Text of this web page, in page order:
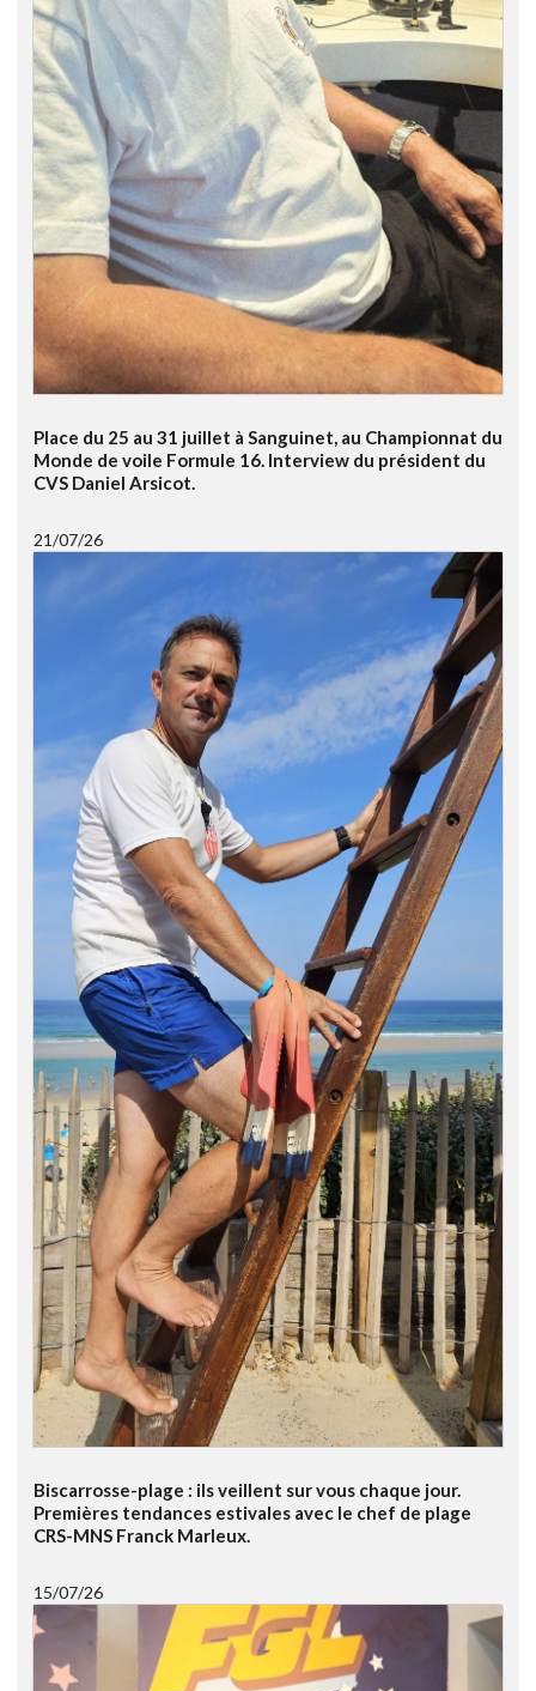
Place du 25 au 31 juillet à Sanguinet, au Championnat du
Monde de voile Formule 16. Interview du président du
CVS Daniel Arsicot.
21/07/26
Biscarrosse-plage : ils veillent sur vous chaque jour.
Premières tendances estivales avec le chef de plage
CRS-MNS Franck Marleux.
15/07/26